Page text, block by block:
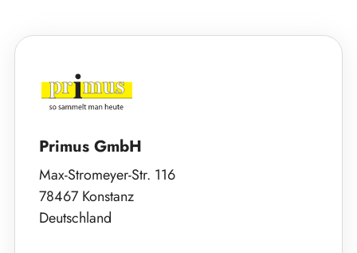
Primus GmbH
Max-Stromeyer-Str. 116
78467 Konstanz
Deutschland